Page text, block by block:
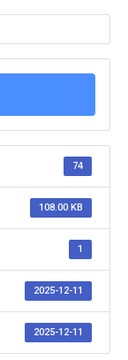
74
108.00 KB
1
2025-12-11
2025-12-11